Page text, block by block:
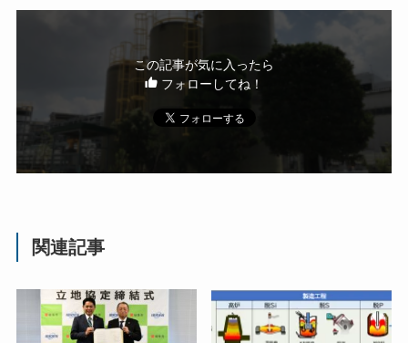
この記事が気に入ったら
フォローしてね！
関連記事